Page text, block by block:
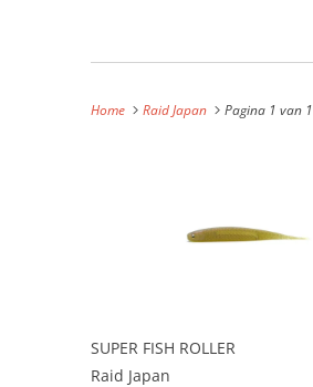
Home Raid Japan Pagina 1 van 1
SUPER FISH ROLLER
Raid Japan